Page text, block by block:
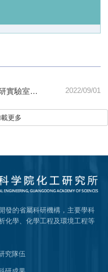
）競爭性磋... 2022/09/01
更多
發的省屬科研機構，主要學科
化學、化學工程及環境工程等
究隊伍